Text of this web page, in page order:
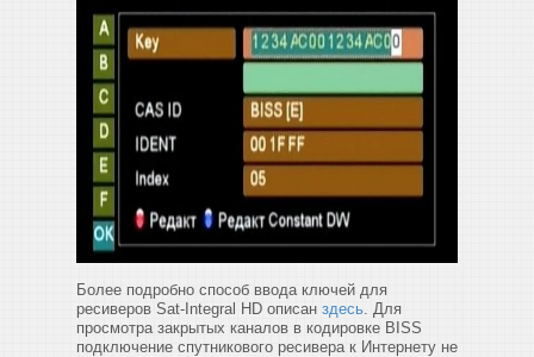
Более подробно способ ввода ключей для
ресиверов Sat-Integral HD описан здесь. Для
просмотра закрытых каналов в кодировке BISS
подключение спутникового ресивера к Интернету не